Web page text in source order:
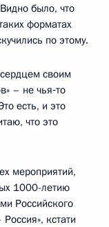
было, что
форматах
по этому.
своим
– не чья‑то
есть, и это
что это
мероприятий,
1000-летию
Российского
кстати